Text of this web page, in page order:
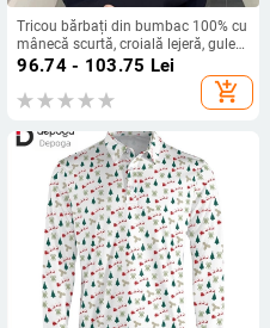
Tricou bărbați din bumbac 100% cu
mânecă scurtă, croială lejeră, guler
rotund, imprimeu geometric, vară
96.74 - 103.75 Lei
add_shopping_cart